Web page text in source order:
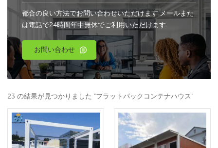
都合の良い方法でお問い合わせいただけます.メールまた
は電話で24時間年中無休でご利用いただけます.
お問い合わせ
23 の結果が見つかりました "フラットパックコンテナハウス"